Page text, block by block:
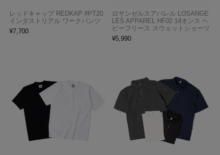
レッドキャップ REDKAP #PT20
インダストリアル ワークパンツ
¥7,700
ロサンゼルスアパレル LOSANGE
LES APPAREL HF02 14オンス ヘ
ビーフリース スウェットショーツ
¥5,990